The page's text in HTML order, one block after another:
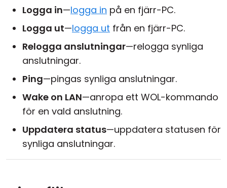
Logga in—logga in på en fjärr-PC.
Logga ut—logga ut från en fjärr-PC.
Relogga anslutningar—relogga synliga
anslutningar.
Ping—pingas synliga anslutningar.
Wake on LAN—anropa ett WOL-kommando
för en vald anslutning.
Uppdatera status—uppdatera statusen för
synliga anslutningar.